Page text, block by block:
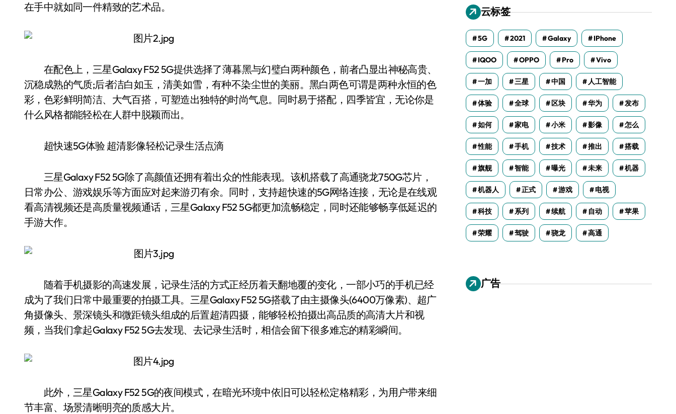
在手中就如同一件精致的艺术品。
在配色上，三星Galaxy F52 5G提供选择了薄暮黑与幻璧白两种颜色，前者凸显出神秘高贵、
沉稳成熟的气质;后者洁白如玉，清美如雪，有种不染尘世的美丽。黑白两色可谓是两种永恒的色
彩，色彩鲜明简洁、大气百搭，可塑造出独特的时尚气息。同时易于搭配，四季皆宜，无论你是
什么风格都能轻松在人群中脱颖而出。
超快速5G体验 超清影像轻松记录生活点滴
三星Galaxy F52 5G除了高颜值还拥有着出众的性能表现。该机搭载了高通骁龙750G芯片，
日常办公、游戏娱乐等方面应对起来游刃有余。同时，支持超快速的5G网络连接，无论是在线观
看高清视频还是高质量视频通话，三星Galaxy F52 5G都更加流畅稳定，同时还能够畅享低延迟的
手游大作。
随着手机摄影的高速发展，记录生活的方式正经历着天翻地覆的变化，一部小巧的手机已经
成为了我们日常中最重要的拍摄工具。三星Galaxy F52 5G搭载了由主摄像头(6400万像素)、超广
角摄像头、景深镜头和微距镜头组成的后置超清四摄，能够轻松拍摄出高品质的高清大片和视
频，当我们拿起Galaxy F52 5G去发现、去记录生活时，相信会留下很多难忘的精彩瞬间。
此外，三星Galaxy F52 5G的夜间模式，在暗光环境中依旧可以轻松定格精彩，为用户带来细
节丰富、场景清晰明亮的质感大片。
云标签
5G 2021 Galaxy IPhone
IQOO OPPO Pro Vivo
一加 三星 中国 人工智能
体验 全球 区块 华为 发布
如何 家电 小米 影像 怎么
性能 手机 技术 推出 搭载
旗舰 智能 曝光 未来 机器
机器人 正式 游戏 电视
科技 系列 续航 自动 苹果
荣耀 驾驶 骁龙 高通
广告